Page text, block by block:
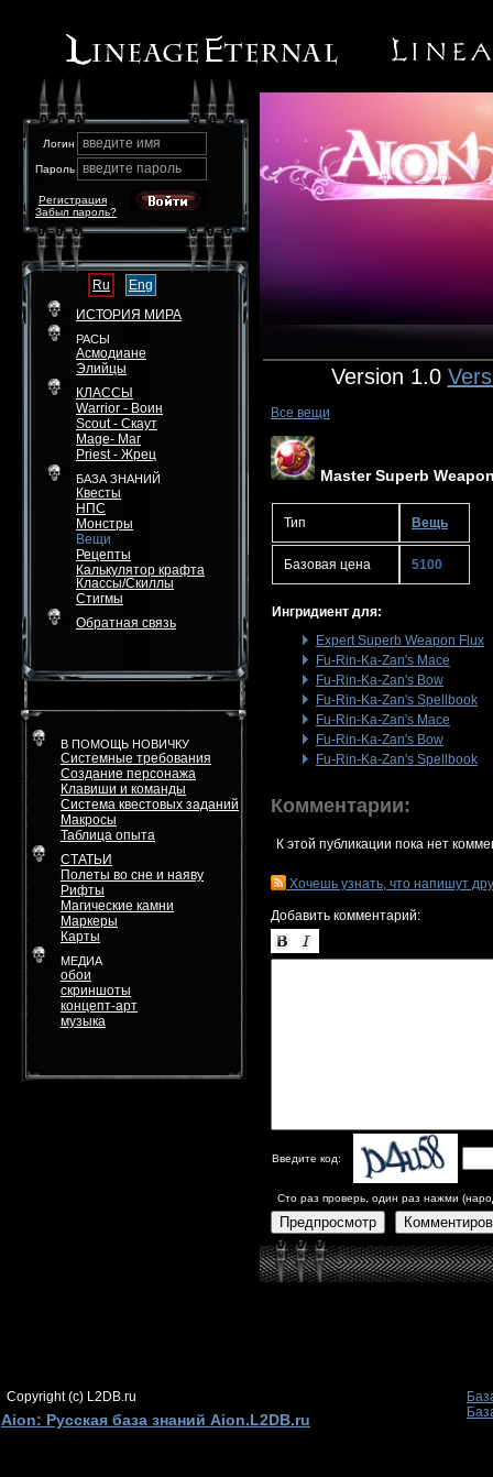
Логин введите имя
Пароль введите пароль
Забыл пароль?
Регистрация
Ru
Eng
ИСТОРИЯ МИРА
РАСЫ
Асмодиане
Элийцы
КЛАССЫ
Warrior - Воин
Scout - Скаут
Mage- Маг
Priest - Жрец
БАЗА ЗНАНИЙ
Квесты
НПС
Монстры
Вещи
Рецепты
Калькулятор крафта
Классы/Скиллы
Стигмы
Обратная связь
В ПОМОЩЬ НОВИЧКУ
Системные требования
Создание персонажа
Клавиши и команды
Система квестовых заданий
Макросы
Таблица опыта
СТАТЬИ
Полеты во сне и наяву
Рифты
Магические камни
Маркеры
Карты
МЕДИА
обои
скриншоты
концепт-арт
музыка
Version 1.0
Все вещи
Master Superb
Тип Вещь
Базовая цена 5100
Ингридиент для:
Expert Superb Weapon Flux
Fu-Rin-Ka-Zan's Mace
Fu-Rin-Ka-Zan's Bow
Fu-Rin-Ka-Zan's Spellbook
Fu-Rin-Ka-Zan's Mace
Fu-Rin-Ka-Zan's Bow
Fu-Rin-Ka-Zan's Spellbook
Комментарии:
К этой публикации пока нет
Хочешь узнать, что напишут
Добавить комментарий:
Введите код:
Сто раз проверь, один раз нажми
Предпросмотр
Copyright (c) L2DB.ru
Aion: Русская база знаний Aion.L2DB.ru